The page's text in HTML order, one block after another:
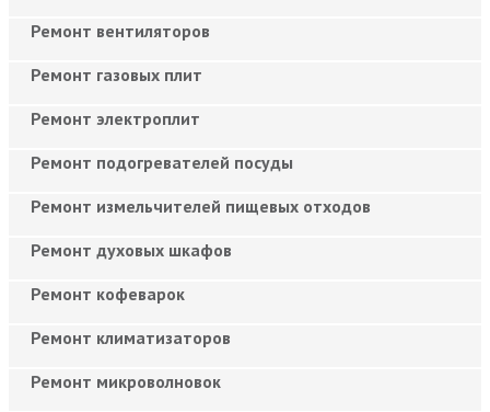
Ремонт вентиляторов
Ремонт газовых плит
Ремонт электроплит
Ремонт подогревателей посуды
Ремонт измельчителей пищевых отходов
Ремонт духовых шкафов
Ремонт кофеварок
Ремонт климатизаторов
Ремонт микроволновок